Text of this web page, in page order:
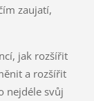
zaujatí,
jak rozšířit
a rozšířit
nejdéle svůj